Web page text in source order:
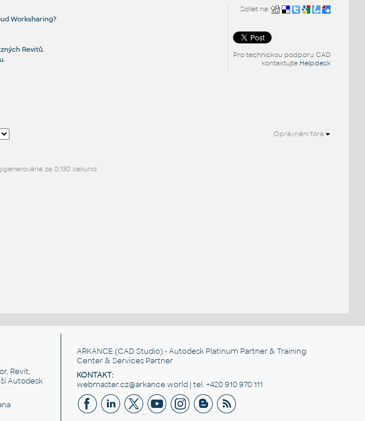
Sdílet na:
Pro technickou podporu CAD
kontaktujte Helpdesk
Worksharing?
Revitů.
Oprávnění fóra
za 0,130 sekund.
Revit,
Autodesk
ARKANCE (CAD Studio) - Autodesk Platinum Partner & Training
Center & Services Partner
KONTAKT:
webmaster.cz@arkance.world | tel. +420 910 970 111